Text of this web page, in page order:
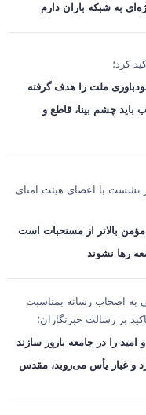
به شبکه باران دارم
کرد؛
ملت را هدف گرفته
باید چشم بینا، قاطع و
نشست با اعضای هیئت امنای
بالاتر از مستحبات است
رها نشوند
به اصحاب رسانه بمناسبت
بر رسالت خبرنگاران؛
را در جامعه بارور سازند
و غبار یأس می‌روبد، مقدس